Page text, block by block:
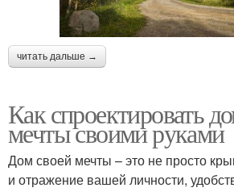
читать дальше →
Как спроектировать
мечты своими руками
Дом своей мечты – это не просто
и отражение вашей личности,